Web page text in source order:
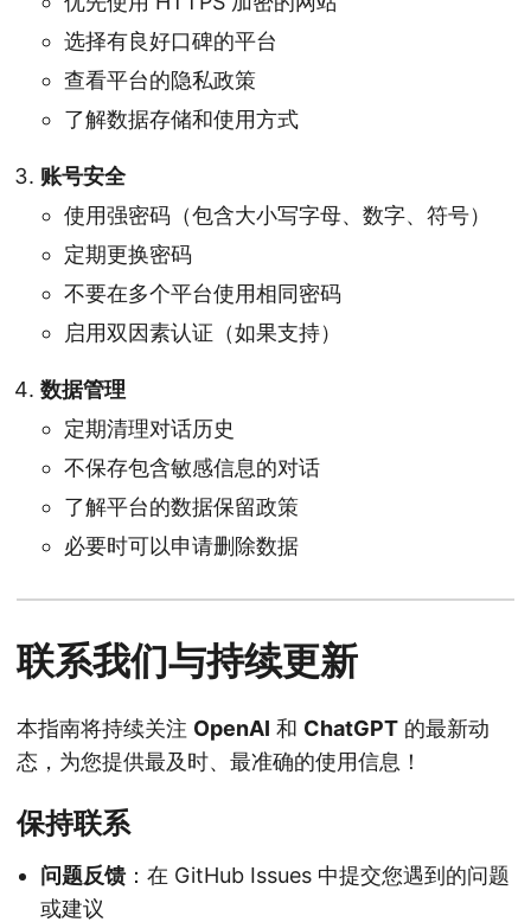
选择有良好口碑的平台
查看平台的隐私政策
了解数据存储和使用方式
账号安全
使用强密码（包含大小写字母、数字、符号）
定期更换密码
不要在多个平台使用相同密码
启用双因素认证（如果支持）
数据管理
定期清理对话历史
不保存包含敏感信息的对话
了解平台的数据保留政策
必要时可以申请删除数据
联系我们与持续更新
本指南将持续关注 OpenAI 和 ChatGPT 的最新动
态，为您提供最及时、最准确的使用信息！
保持联系
问题反馈：在 GitHub Issues 中提交您遇到的问题
或建议